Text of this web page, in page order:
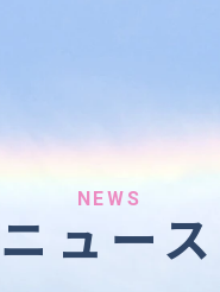
コンテンツ提供
その他の情報提供
NEWS
ニュース